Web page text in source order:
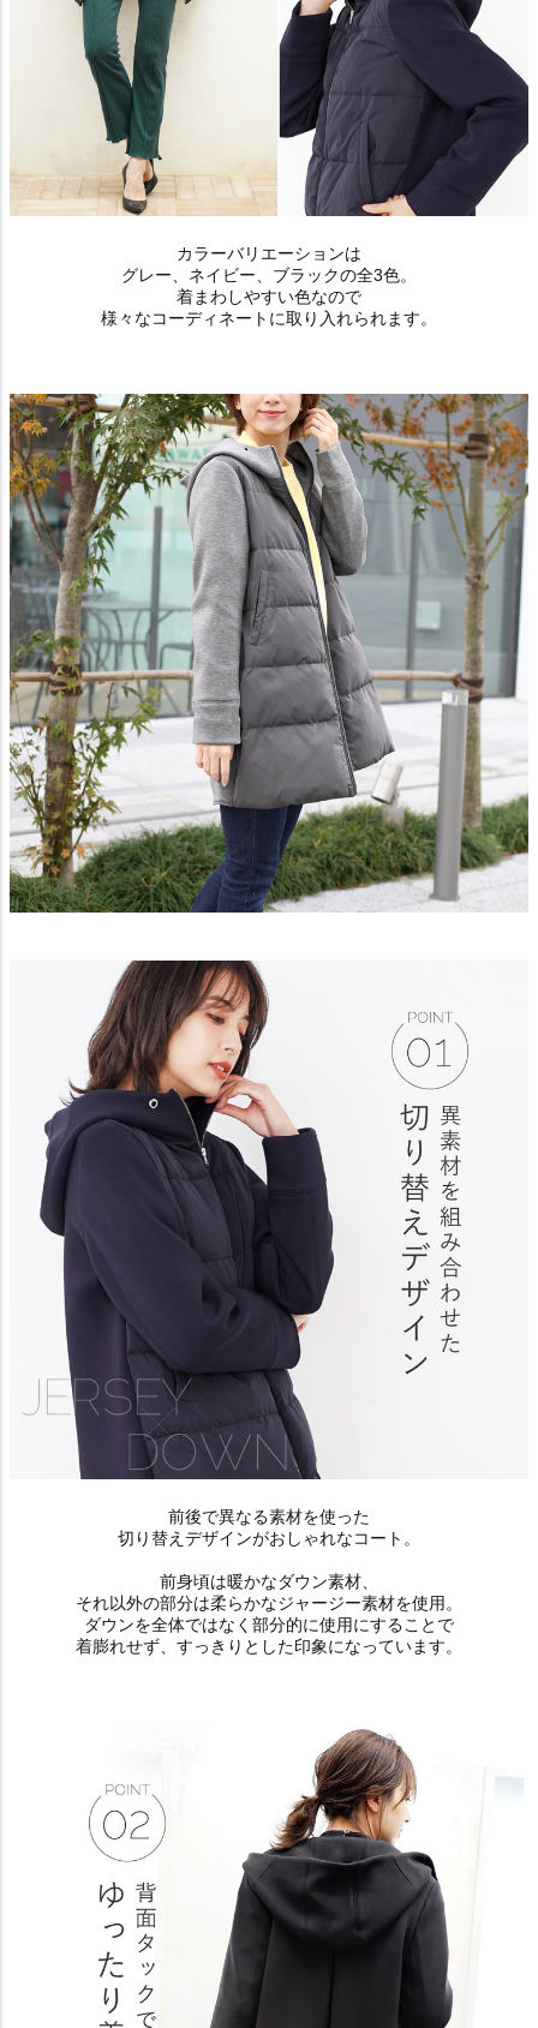
カラーバリエーションは
グレー、ネイビー、ブラックの全3色。
着まわしやすい色なので
様々なコーディネートに取り入れられます。
前後で異なる素材を使った
切り替えデザインがおしゃれなコート。
前身頃は暖かなダウン素材、
それ以外の部分は柔らかなジャージー素材を使用。
ダウンを全体ではなく部分的に使用にすることで
着膨れせず、すっきりとした印象になっています。